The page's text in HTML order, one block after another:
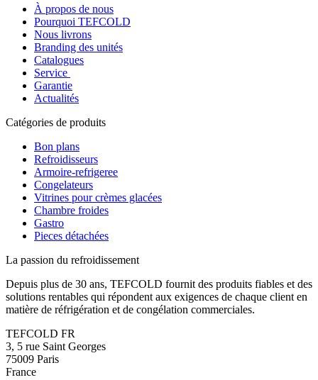
À propos de nous
Pourquoi TEFCOLD
Nous livrons
Branding des unités
Catalogues
Service
Garantie
Actualités
Catégories de produits
Bon plans
Refroidisseurs
Armoire-refrigeree
Congelateurs
Vitrines pour crèmes glacées
Chambre froides
Gastro
Pieces détachées
La passion du refroidissement
Depuis plus de 30 ans, TEFCOLD fournit des produits fiables et des
solutions rentables qui répondent aux exigences de chaque client en
matière de réfrigération et de congélation commerciales.
TEFCOLD FR
3, 5 rue Saint Georges
75009 Paris
France